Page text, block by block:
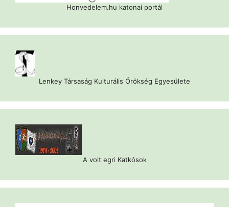
Honvedelem.hu katonai portál
Lenkey Társaság Kulturális Örökség Egyesülete
A volt egri Katkósok